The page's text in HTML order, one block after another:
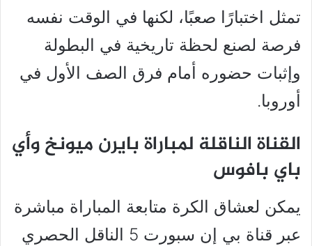
تمثل اختبارًا صعبًا، لكنها في الوقت نفسه
فرصة لصنع لحظة تاريخية في البطولة
وإثبات حضوره أمام فرق الصف الأول في
أوروبا.
القناة الناقلة لمباراة بايرن ميونخ وأي
باي بافوس
يمكن لعشاق الكرة متابعة المباراة مباشرة
عبر قناة بي إن سبورت 5 الناقل الحصري